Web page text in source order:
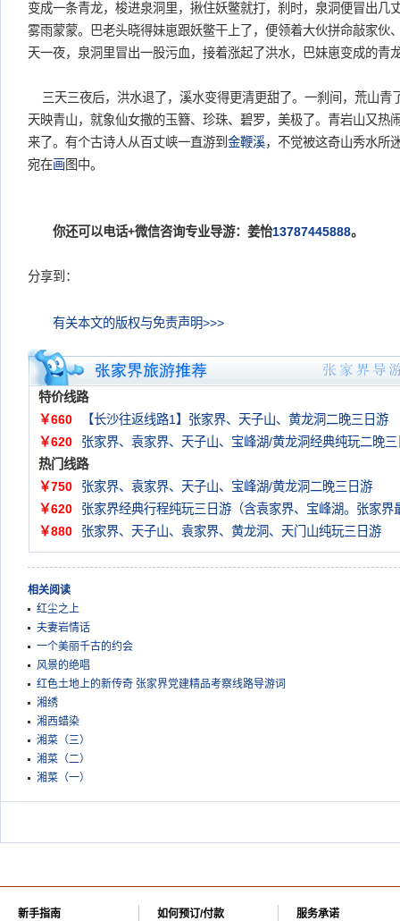
变成一条青龙，梭进泉洞里，揪住妖鳖就打，刹时，泉洞便冒出几
雾雨蒙蒙。巴老头晓得妹崽跟妖鳖干上了，便领着大伙拼命敲家伙
天一夜，泉洞里冒出一股污血，接着涨起了洪水，巴妹崽变成的青
三天三夜后，洪水退了，溪水变得更清更甜了。一刹间，荒山青
天映青山，就象仙女撒的玉簪、珍珠、碧罗，美极了。青岩山又热
来了。有个古诗人从百丈峡一直游到金鞭溪，不觉被这奇山秀水所
宛在画图中。
你还可以电话+微信咨询专业导游：姜怡13787445888。
分享到：
有关本文的版权与免责声明>>>
特价线路
￥660
【长沙往返线路1】张家界、天子山、黄龙洞二晚三日游
￥620
张家界、袁家界、天子山、宝峰湖/黄龙洞经典纯玩二晚三
热门线路
￥750
张家界、袁家界、天子山、宝峰湖/黄龙洞二晚三日游
￥620
张家界经典行程纯玩三日游（含袁家界、宝峰湖。张家界
￥880
张家界、天子山、袁家界、黄龙洞、天门山纯玩三日游
相关阅读
红尘之上
夫妻岩情话
一个美丽千古的约会
风景的绝唱
红色土地上的新传奇 张家界党建精品考察线路导游词
湘绣
湘西蜡染
湘菜（三）
湘菜（二）
湘菜（一）
新手指南
如何预订/付款
服务承诺